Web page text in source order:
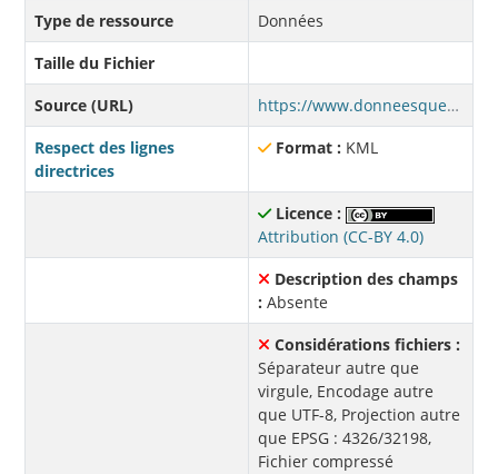
Type de ressource
Données
Taille du Fichier
Source (URL)
https://www.donneesquebec.ca/recherche/dataset/5d725484-a008-4c53-a0be-33798b69518d/resource/7916934f-53ea-4eb5-b601-2483454e4df2/download/vdq-hydrocourseauxsurface.kml
Respect des lignes
directrices
Format : KML
Licence :
Attribution (CC-BY 4.0)
Description des champs
: Absente
Considérations fichiers :
Séparateur autre que
virgule, Encodage autre
que UTF-8, Projection autre
que EPSG : 4326/32198,
Fichier compressé